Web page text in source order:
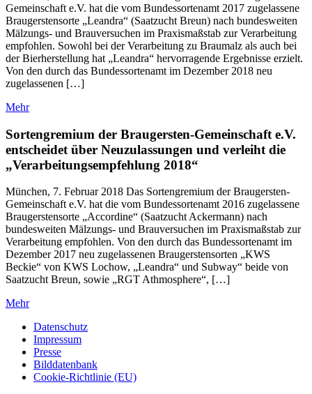
Gemeinschaft e.V. hat die vom Bundessortenamt 2017 zugelassene
Braugerstensorte „Leandra“ (Saatzucht Breun) nach bundesweiten
Mälzungs- und Brauversuchen im Praxismaßstab zur Verarbeitung
empfohlen. Sowohl bei der Verarbeitung zu Braumalz als auch bei
der Bierherstellung hat „Leandra“ hervorragende Ergebnisse erzielt.
Von den durch das Bundessortenamt im Dezember 2018 neu
zugelassenen […]
Mehr
Sortengremium der Braugersten-Gemeinschaft e.V.
entscheidet über Neuzulassungen und verleiht die
„Verarbeitungsempfehlung 2018“
München, 7. Februar 2018 Das Sortengremium der Braugersten-
Gemeinschaft e.V. hat die vom Bundessortenamt 2016 zugelassene
Braugerstensorte „Accordine“ (Saatzucht Ackermann) nach
bundesweiten Mälzungs- und Brauversuchen im Praxismaßstab zur
Verarbeitung empfohlen. Von den durch das Bundessortenamt im
Dezember 2017 neu zugelassenen Braugerstensorten „KWS
Beckie“ von KWS Lochow, „Leandra“ und Subway“ beide von
Saatzucht Breun, sowie „RGT Athmosphere“, […]
Mehr
Datenschutz
Impressum
Presse
Bilddatenbank
Cookie-Richtlinie (EU)